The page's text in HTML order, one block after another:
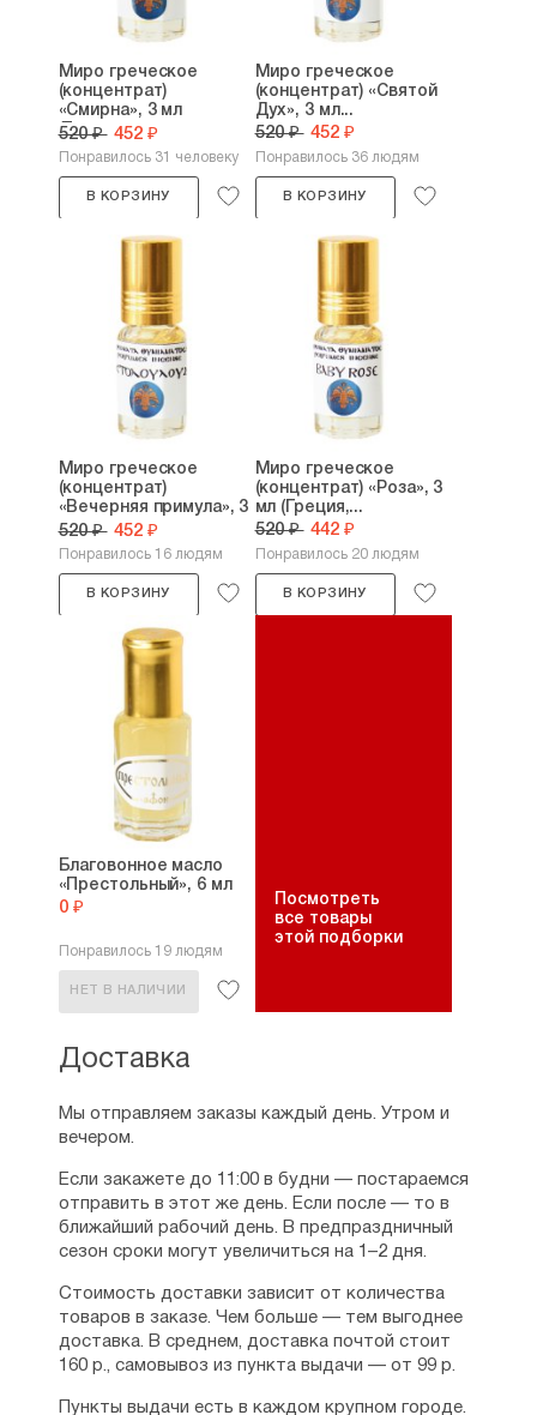
Миро греческое
(концентрат)
«Смирна», 3 мл
(Греция,...
520 ₽ 452 ₽
Понравилось 31 человеку
В КОРЗИНУ
Миро греческое
(концентрат) «Святой
Дух», 3 мл...
520 ₽ 452 ₽
Понравилось 36 людям
В КОРЗИНУ
Миро греческое
(концентрат)
«Вечерняя примула», 3
мл...
520 ₽ 452 ₽
Понравилось 16 людям
В КОРЗИНУ
Миро греческое
(концентрат) «Роза», 3
мл (Греция,...
520 ₽ 442 ₽
Понравилось 20 людям
В КОРЗИНУ
Благовонное масло
«Престольный», 6 мл
0 ₽
Понравилось 19 людям
НЕТ В НАЛИЧИИ
Посмотреть
все товары
этой подборки
Доставка
Мы отправляем заказы каждый день. Утром и
вечером.
Если закажете до 11:00 в будни — постараемся
отправить в этот же день. Если после — то в
ближайший рабочий день. В предпраздничный
сезон сроки могут увеличиться на 1–2 дня.
Стоимость доставки зависит от количества
товаров в заказе. Чем больше — тем выгоднее
доставка. В среднем, доставка почтой стоит
160 р., самовывоз из пункта выдачи — от 99 р.
Пункты выдачи есть в каждом крупном городе.